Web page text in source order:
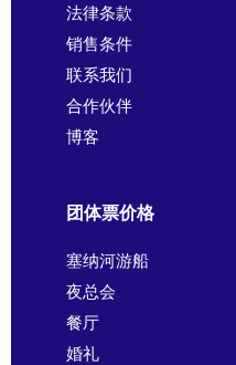
法律条款
销售条件
联系我们
合作伙伴
博客
团体票价格
塞纳河游船
夜总会
餐厅
婚礼